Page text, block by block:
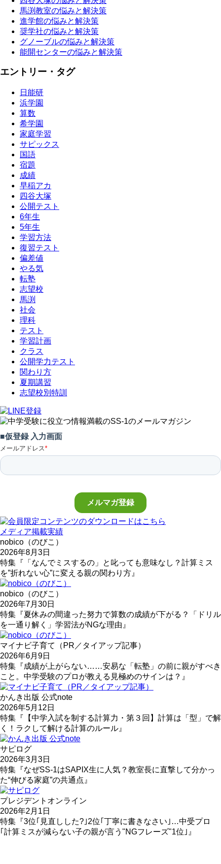
馬渕教室の悩みと解決策
進学館の悩みと解決策
奨学社の悩みと解決策
グノーブルの悩みと解決策
能開センターの悩みと解決策
エントリー・タグ
日能研
浜学園
算数
希学園
家庭学習
サピックス
国語
宿題
成績
早稲アカ
四谷大塚
公開テスト
6年生
5年生
学習方法
復習テスト
偏差値
やる気
転塾
志望校
馬渕
社会
理科
テスト
学習計画
クラス
公開学力テスト
関わり方
夏期講習
志望校別特訓
メディア掲載実績
nobico（のびこ）
2026年8月3日
特集『「なんでミスするの」と叱っても意味なし？計算ミス
を”折れない心”に変える親の関わり方』
nobico（のびこ）
2026年7月30日
特集『夏休みの間違った努力で算数の成績が下がる？「ドリル
を一通り解く」学習法がNGな理由』
マイナビ子育て（PR／タイアップ記事）
2026年6月9日
特集『成績が上がらない……安易な「転塾」の前に親がすべき
こと。中学受験のプロが教える見極めのサインは？』
かんき出版 公式note
2026年5月12日
特集『【中学入試を制する計算力・第３回】計算は「型」で解
く！ラクして解ける計算のルール』
サピログ
2026年3月3日
特集『なぜSS-1はSAPIX生に人気？教室長に直撃して分かっ
た“伸びる家庭”の共通点』
プレジデントオンライン
2026年2月1日
特集『3位｢見直しした?｣2位｢丁寧に書きなさい｣…中受プロ
｢計算ミスが減らない子の親が言う"NGフレーズ"1位｣』